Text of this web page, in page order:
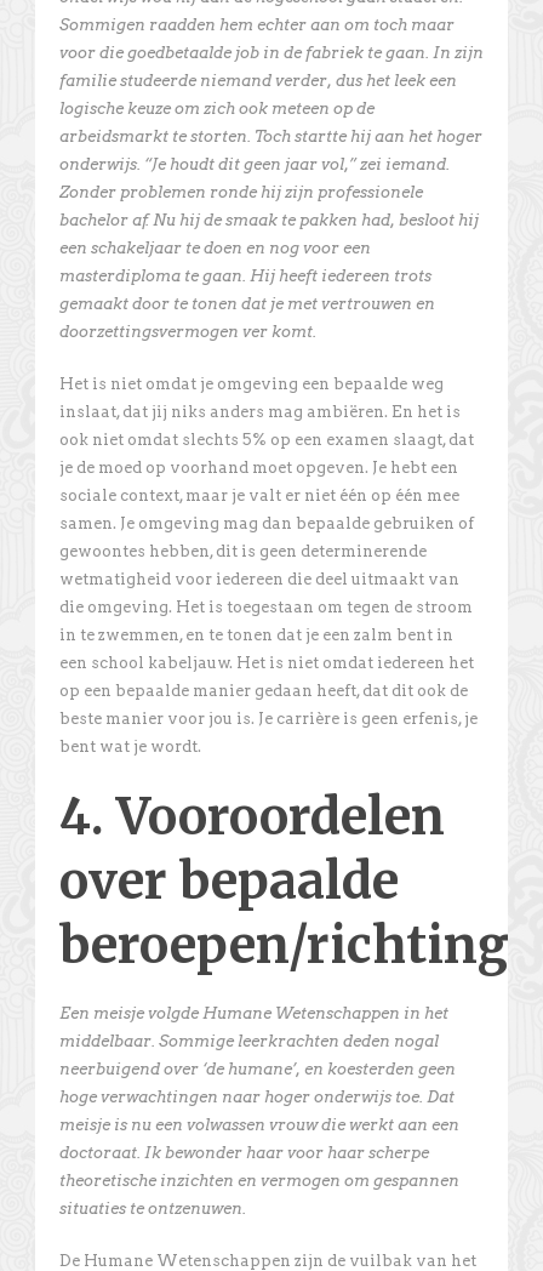
Sommigen raadden hem echter aan om toch maar
voor die goedbetaalde job in de fabriek te gaan. In zijn
familie studeerde niemand verder, dus het leek een
logische keuze om zich ook meteen op de
arbeidsmarkt te storten. Toch startte hij aan het hoger
onderwijs. “Je houdt dit geen jaar vol,” zei iemand.
Zonder problemen ronde hij zijn professionele
bachelor af. Nu hij de smaak te pakken had, besloot hij
een schakeljaar te doen en nog voor een
masterdiploma te gaan. Hij heeft iedereen trots
gemaakt door te tonen dat je met vertrouwen en
doorzettingsvermogen ver komt.
Het is niet omdat je omgeving een bepaalde weg
inslaat, dat jij niks anders mag ambiëren. En het is
ook niet omdat slechts 5% op een examen slaagt, dat
je de moed op voorhand moet opgeven. Je hebt een
sociale context, maar je valt er niet één op één mee
samen. Je omgeving mag dan bepaalde gebruiken of
gewoontes hebben, dit is geen determinerende
wetmatigheid voor iedereen die deel uitmaakt van
die omgeving. Het is toegestaan om tegen de stroom
in te zwemmen, en te tonen dat je een zalm bent in
een school kabeljauw. Het is niet omdat iedereen het
op een bepaalde manier gedaan heeft, dat dit ook de
beste manier voor jou is. Je carrière is geen erfenis, je
bent wat je wordt.
4. Vooroordelen
over bepaalde
beroepen/
Een meisje volgde Humane Wetenschappen in het
middelbaar. Sommige leerkrachten deden nogal
neerbuigend over ‘de humane’, en koesterden geen
hoge verwachtingen naar hoger onderwijs toe. Dat
meisje is nu een volwassen vrouw die werkt aan een
doctoraat. Ik bewonder haar voor haar scherpe
theoretische inzichten en vermogen om gespannen
situaties te ontzenuwen.
De Humane Wetenschappen zijn de vuilbak van het